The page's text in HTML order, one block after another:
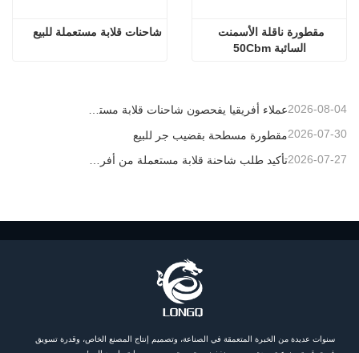
شاحنات قلابة مستعملة للبيع
السائبة 50Cbm
عملاء أفريقيا يفحصون شاحنات قلابة مستعملة 2026-08-04
مقطورة مسطحة بقضيب جر للبيع2026-07-30
2026-07-27
سنوات عديدة من الخبرة المتعمقة في الصناعة، وتصميم إنتاج المصنع الخاص، وقدرة تسويق